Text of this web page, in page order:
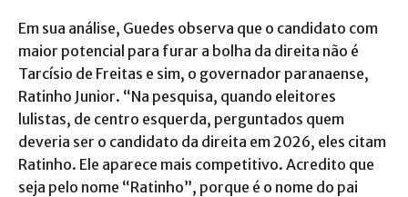
Em sua análise, Guedes observa que o candidato com
maior potencial para furar a bolha da direita não é
Tarcísio de Freitas e sim, o governador paranaense,
Ratinho Junior. “Na pesquisa, quando eleitores
lulistas, de centro esquerda, perguntados quem
deveria ser o candidato da direita em 2026, eles citam
Ratinho. Ele aparece mais competitivo. Acredito que
seja pelo nome “Ratinho”, porque é o nome do pai